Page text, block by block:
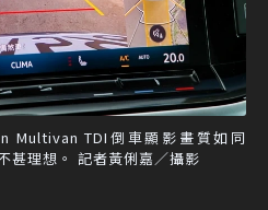
Multivan TDI倒車顯影畫質如同
甚理想。 記者黃俐嘉／攝影